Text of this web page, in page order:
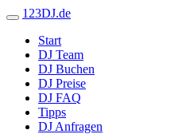
123DJ.de
Start
DJ Team
DJ Buchen
DJ Preise
DJ FAQ
Tipps
DJ Anfragen